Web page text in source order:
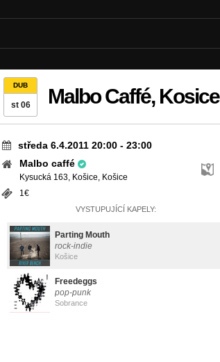
DUB
st 06 Malbo Caffé, Kosice
středa 6.4.2011 20:00 - 23:00
Malbo caffé
Kysucká 163, Košice, Košice
1€
VYSTUPUJÍCÍ KAPELY:
Parting Mouth
rock-indie
Košice
Freedeggs
pop-punk
Sobrance